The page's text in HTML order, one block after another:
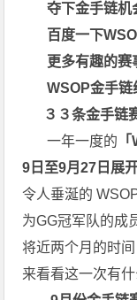
夺下金手链机
百度一下
更多有趣的赛
WSOP金手链
３３条金手
一年一度的
9 日至9月27 日展
令人垂涎的
为GG冠军队的成
将近两个月的时
来看看这一次有